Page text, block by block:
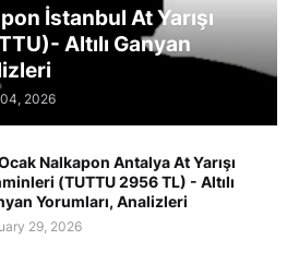
İstanbul At Yarışı
Altılı Ganyan
2026
Nalkapon Antalya At Yarışı
(TUTTU 2956 TL) - Altılı
Yorumları, Analizleri
29, 2026